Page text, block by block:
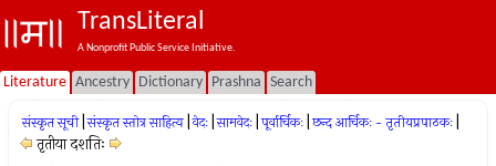
TransLiteral
A Nonprofit Public Service Initiative.
Literature Ancestry Dictionary Prashna Search
संस्कृत सूची संस्कृत स्तोत्र साहित्य वेदः सामवेदः पूर्वार्चिकः छन्द आर्चिकः - तृतीयप्रपाठकः
तृतीया दशतिः